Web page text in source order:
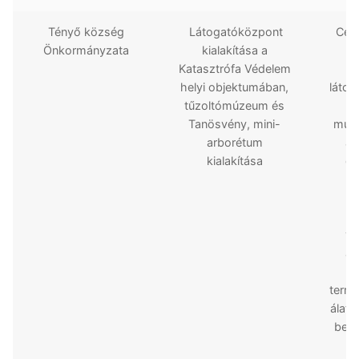
Tényő község
Önkormányzata
Látogatóközpont
kialakítása a
Katasztrófa Védelem
helyi objektumában,
tűzoltómúzeum és
Tanösvény, mini-
arborétum
kialakítása
Cél
a